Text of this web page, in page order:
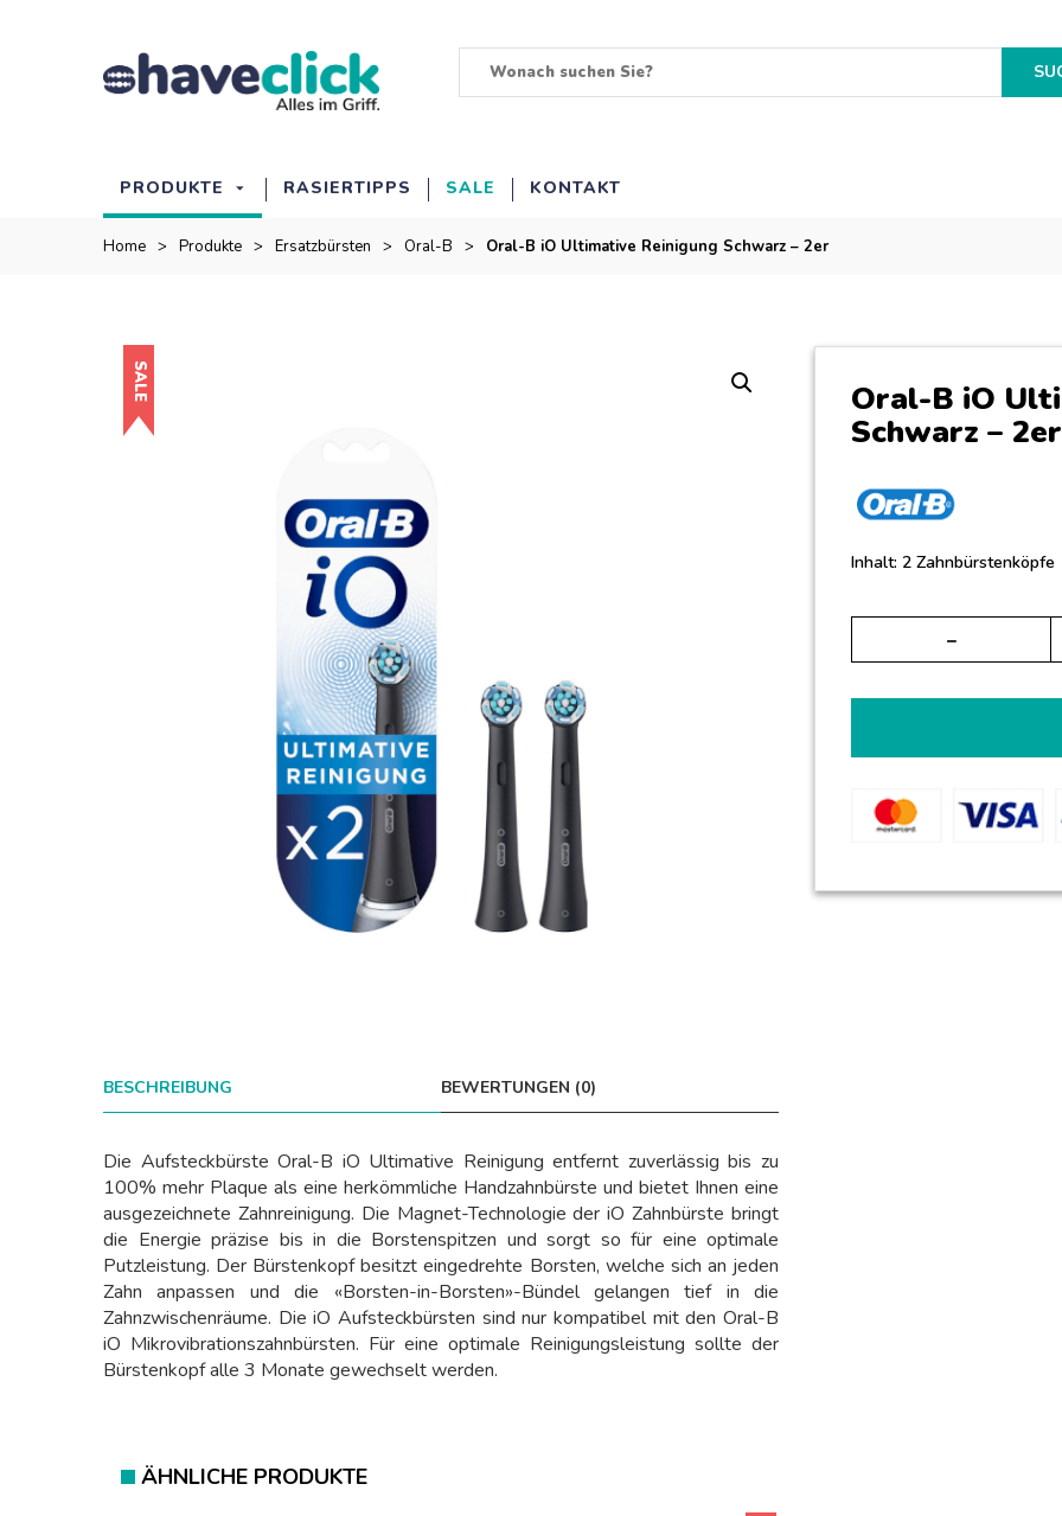
PRODUKTE RASIERTIPPS SALE KONTAKT
Home > Produkte > Ersatzbürsten > Oral-B > Oral-B iO Ultimative Reinigung Schwarz – 2er
SALE
BESCHREIBUNG BEWERTUNGEN (0)
Die Aufsteckbürste Oral-B iO Ultimative Reinigung entfernt zuverlässig bis zu
100% mehr Plaque als eine herkömmliche Handzahnbürste und bietet Ihnen eine
ausgezeichnete Zahnreinigung. Die Magnet-Technologie der iO Zahnbürste bringt
die Energie präzise bis in die Borstenspitzen und sorgt so für eine optimale
Putzleistung. Der Bürstenkopf besitzt eingedrehte Borsten, welche sich an jeden
Zahn anpassen und die «Borsten-in-Borsten»-Bündel gelangen tief in die
Zahnzwischenräume. Die iO Aufsteckbürsten sind nur kompatibel mit den Oral-B
iO Mikrovibrationszahnbürsten. Für eine optimale Reinigungsleistung sollte der
Bürstenkopf alle 3 Monate gewechselt werden.
Oral-B iO
Schwarz – 2er
Inhalt: 2 Zahnbürstenköpfe
ÄHNLICHE PRODUKTE